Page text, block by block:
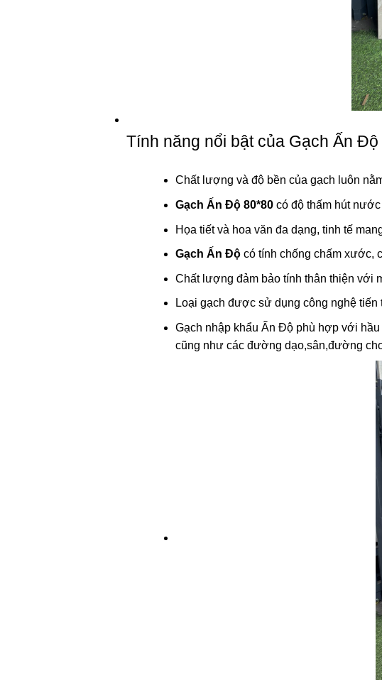
Tính năng nổi bật của Gạch Ấn Độ
Chất lượng và độ bền của gạch luôn
Gạch Ấn Độ 80*80có độ thấm hút
Họa tiết và hoa văn đa dạng, tinh tế
Gạch Ấn Độcó tính chống chấm xước,
Chất lượng đảm bảo tính thân thiện với
Loại gạch được sử dụng công nghệ tiến
Gạch nhập khẩu Ấn Độ phù hợp với
cũng như các đường dạo,sân,đường